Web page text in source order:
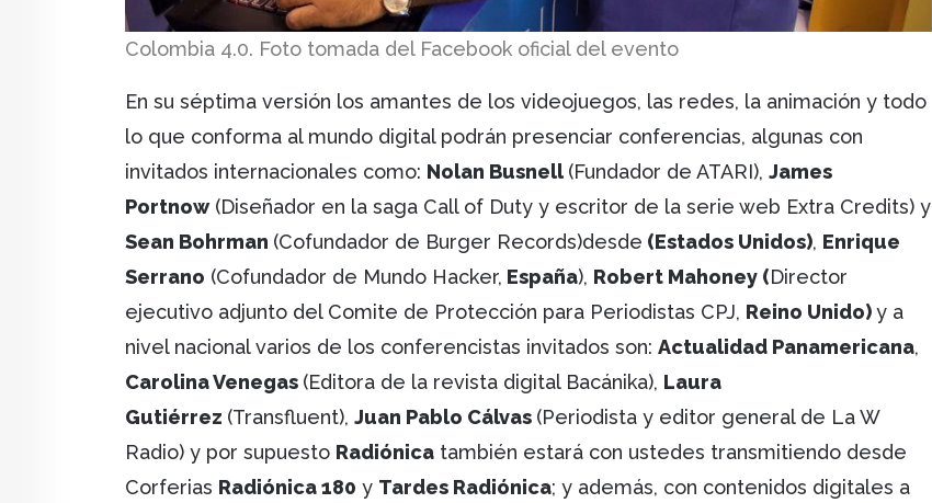
Colombia 4.0. Foto tomada del Facebook oficial del evento
En su séptima versión los amantes de los videojuegos, las redes, la animación y todo
lo que conforma al mundo digital podrán presenciar conferencias, algunas con
invitados internacionales como: Nolan Busnell (Fundador de ATARI), James
Portnow(Diseñador en la saga Call of Duty y escritor de la serie web Extra Credits) y
Sean Bohrman (Cofundador de Burger Records)desde (Estados Unidos), Enrique
Serrano (Cofundador de Mundo Hacker, España), Robert Mahoney (Director
ejecutivo adjunto del Comite de Protección para Periodistas CPJ, Reino Unido)y a
nivel nacional varios de los conferencistas invitados son: Actualidad Panamericana,
Carolina Venegas (Editora de la revista digital Bacánika), Laura
Gutiérrez (Transfluent), Juan Pablo Cálvas (Periodista y editor general de La W
Radio) y por supuesto Radiónica también estará con ustedes transmitiendo desde
Corferias Radiónica 180 y Tardes Radiónica; y además, con contenidos digitales a